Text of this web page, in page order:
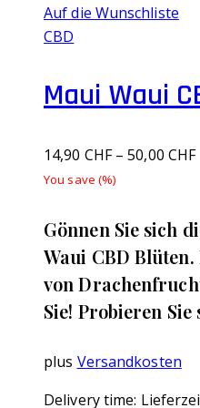
Auf die Wunschliste
CBD
Maui Waui
14,90 CHF–50,00 CHF
You save (%)
Gönnen Sie sich
Waui CBD
von
Sie! Probieren Sie
plus Versandkosten
Delivery time: